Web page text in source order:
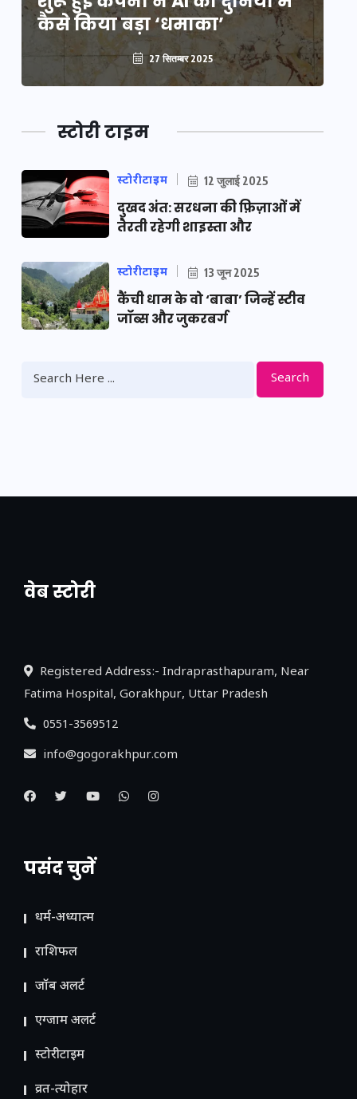
कैसे किया बड़ा ‘धमाका’
27 सितम्बर 2025
स्टोरी टाइम
स्टोरीटाइम 12 जुलाई 2025
दुखद अंत: सरधना की फ़िज़ाओं में
तैरती रहेगी शाइस्ता और
स्टोरीटाइम 13 जून 2025
कैंची धाम के वो ‘बाबा’ जिन्हें स्टीव
जॉब्स और जुकरबर्ग
Search
वेब स्टोरी
नया एक्सप्रेसवे: पूर्वांचल का लक, डेवलपमेंट का
Registered Address:- Indraprasthapuram, Near
Fatima Hospital, Gorakhpur, Uttar Pradesh
0551-3569512
info@gogorakhpur.com
पसंद चुनें
धर्म-अध्यात्म
राशिफल
जॉब अलर्ट
एग्जाम अलर्ट
स्टोरीटाइम
व्रत-त्योहार